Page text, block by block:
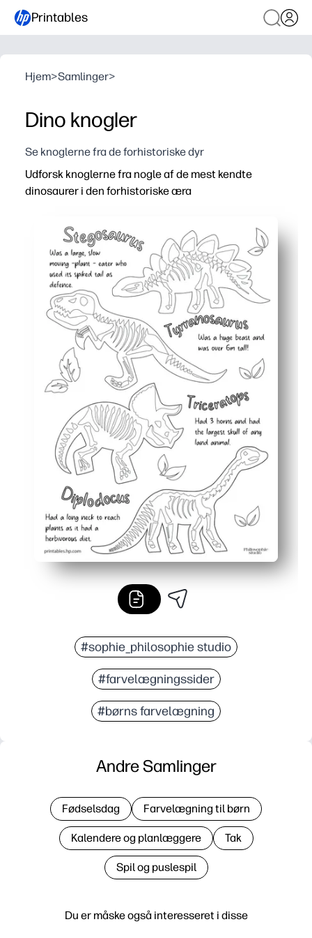
Printables
Hjem>Samlinger>
Dino knogler
Se knoglerne fra de forhistoriske dyr
Udforsk knoglerne fra nogle af de mest kendte
dinosaurer i den forhistoriske æra
Du får ingen forberedelse - bare udskriv og gå til en
Børn forbliver absorberede, når de farver og sporer
Du opbygger finmotoriske færdigheder og
Fleksibel til hjemmet eller klassen - fantastisk til
#sophie_philosophie studio
#farvelægningssider
#børns farvelægning
Du er måske også interesseret i disse
Andre Samlinger
Fødselsdag Farvelægning til børn
Kalendere og planlæggere Tak
Spil og puslespil